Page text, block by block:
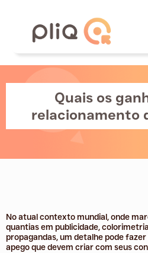
Quais os
relacionamento
No atual contexto mundial, onde
quantias em publicidade,
propagandas, um detalhe pode
apego que devem criar com seus